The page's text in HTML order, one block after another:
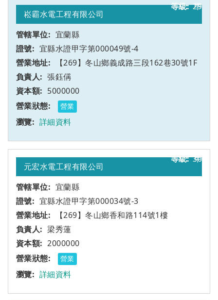
29
崧霸水電工程有限公司
宜蘭縣
宜縣水證甲字第000049號-4
【269】冬山鄉義成路三段162巷30號1F
甲
張鈺偁
5000000
營業
詳細資料
30
元宏水電工程有限公司
宜蘭縣
宜縣水證甲字第000034號-3
【269】冬山鄉香和路114號1樓
甲
梁秀蓮
2000000
營業
詳細資料